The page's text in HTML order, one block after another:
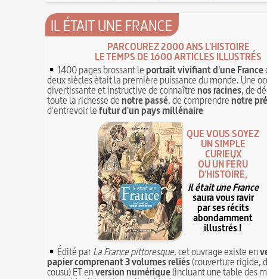
IL ÉTAIT UNE FRANCE
PARCOUREZ 2000 ANS L'HISTOIRE
LE TEMPS DE 1600 ARTICLES ILLUSTRÉS
1400 pages brossant leportrait vivifiant d'une France
deux siècles était la première puissance du monde. Une
divertissante et instructive de connaîtrenos racines, de
toute la richesse denotre passé, de comprendrenotre
d'entrevoir lefutur d'un pays millénaire
QUE VOUS SOYEZ
UN SIMPLE
CURIEUX
OU UN FÉRU
D'HISTOIRE,
Il était une France
saura vous ravir
par ses récits
abondamment
illustrés !
Édité parLa France pittoresque, cet ouvrage existe en
papier comprenant 3 volumes reliés(couverture rigide,
cousu) ET enversion numérique(incluant une table des